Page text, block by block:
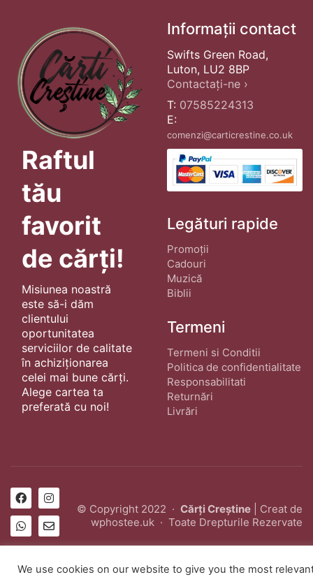
Raftul
tău
favorit
de cărți!
Misiunea noastră
este să-i dăm
clientului
oportunitatea
serviciilor de calitate
în achiziționarea
celei mai bune cărți.
Alege cartea ta
preferată cu noi!
Informații contact
Swifts Green Road,
Luton, LU2 8BP
Contactați-ne ›
T: 07585224313
E:
comenzi@carticrestine.co.uk
Legături rapide
Promoții
Cadouri
Muzică
Biblii
Termeni
Termeni si Conditii
Politica de confidentialitate
Responsabilitati
Returnări
Livrări
© Copyright 2022 · Cărți Creștine | Creat de
wphostee.uk · Toate Drepturile Rezervate
We use cookies on our website to give you the most